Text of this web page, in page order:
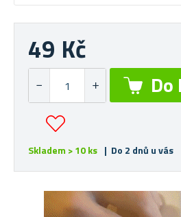
49 Kč
Skladem > 10 ks | Do 2 dnů u vás